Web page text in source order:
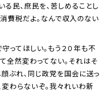
民、庶民を、苦しめることし
費税だよ。なんで収入のない
ってほしい。もう２０年も不
全然変わってない。それはそ
ぶれ、同じ政党を国会に送っ
変わらないぞ。我々れいわ新